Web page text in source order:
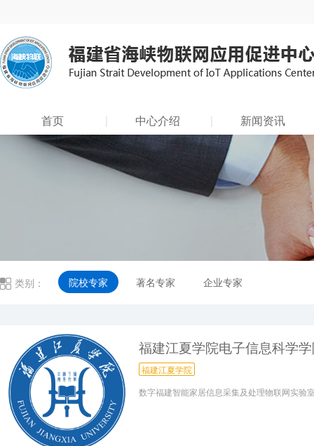
首页 中心介绍 新闻资讯
 类别： 院校专家 著名专家 企业专家
福建江夏学院电子信息科学
福建江夏学院
数字福建智能家居信息采集及处理物联网实验